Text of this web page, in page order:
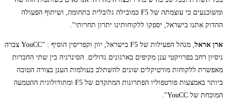
ומשוכנעים כי עוצמתה של F5 כמובילה גלובלית בתחומה, ושיתוף הפעולה
ההדוק אתנו בישראל, יספקו ללקוחותינו יתרון תחרותי".
ארן אראל
, מנהל הפעילות של F5 בישראל, יוון וקפריסין הוסיף : "YouCC צברה
ניסיון רחב בפרויקטי ענן מקיפים בארגונים גדולים. הסינרגיה בין שתי החברות
מאפשרת ללקוחות מורטיקלים שונים להשתלב בעולמות הענן בצורה הטובה
ביותר באמצעות פורטפוליו הפתרונות המתקדם של F5 ומתודולוגית ההטמעה
המוכחת של YouCC".